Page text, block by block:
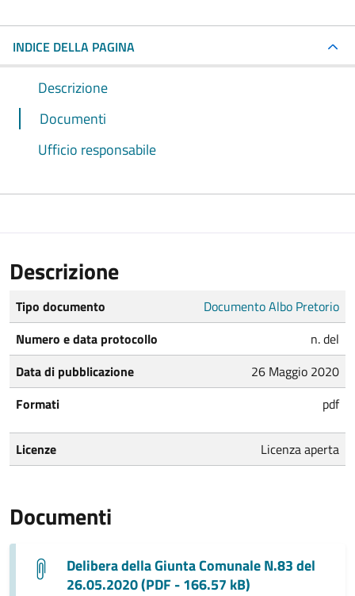
INDICE DELLA PAGINA
Descrizione
Documenti
Ufficio responsabile
Descrizione
Tipo documento
Documento Albo Pretorio
Numero e data protocollo
n. del
Data di pubblicazione
26 Maggio 2020
Formati
pdf
Licenze Licenza aperta
Documenti
Delibera della Giunta Comunale N.83 del
26.05.2020 (PDF - 166.57 kB)